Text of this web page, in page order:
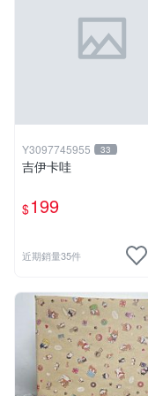
Y3097745955 33
吉伊卡哇
$199
近期銷量35件